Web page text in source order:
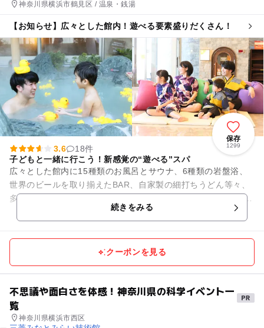
神奈川県横浜市鶴見区 / 温泉・銭湯
【お知らせ】広々とした館内！遊べる要素盛りだくさん！
保存
1299
3.6
18件
子どもと一緒に行こう！新感覚の“遊べる”スパ
広々とした館内に15種類のお風呂とサウナ、6種類の岩盤浴、
世界のビールを取り揃えたBAR、自家製の細打ちうどん等々、
多くの 『遊べる』要素を盛り込んだ、小さなお子様から高齢者
続きをみる
クーポンを見る
不思議や面白さを体感！神奈川県の科学イベント一
覧
神奈川県横浜市西区